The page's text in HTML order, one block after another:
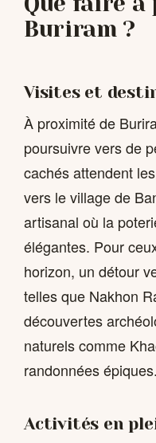
Buriram ?
Visites et
À proximité de
poursuivre vers de
cachés attendent
vers le village de
artisanal où la
élégantes. Pour
horizon, un détour
telles que Nakhon
découvertes
naturels comme
randonnées épiques.
Activités en